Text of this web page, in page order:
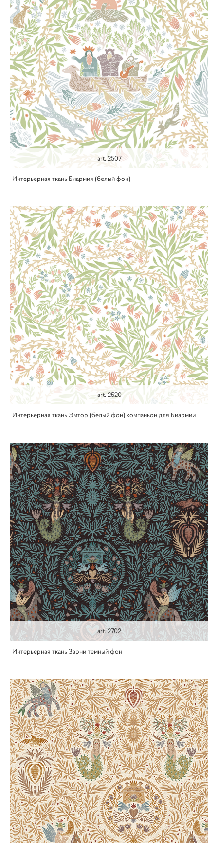
art. 2507
Интерьерная ткань Биармия (белый фон)
art. 2520
Интерьерная ткань Эмтор (белый фон) компаньон для Биармии
art. 2702
Интерьерная ткань Зарни темный фон